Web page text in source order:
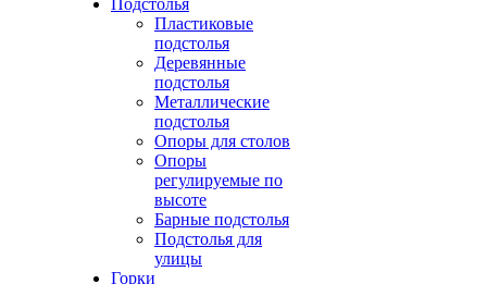
Подстолья
Пластиковые
подстолья
Деревянные
подстолья
Металлические
подстолья
Опоры для столов
Опоры
регулируемые по
высоте
Барные подстолья
Подстолья для
улицы
Горки